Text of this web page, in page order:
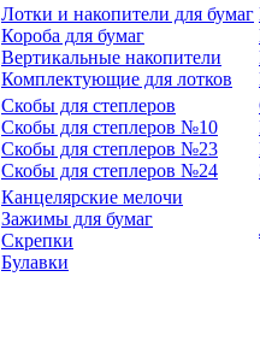
Лотки и накопители для бумаг
Короба для бумаг
Вертикальные накопители
Комплектующие для лотков
Скобы для степлеров
Скобы для степлеров №10
Скобы для степлеров №23
Скобы для степлеров №24
Канцелярские мелочи
Зажимы для бумаг
Скрепки
Булавки